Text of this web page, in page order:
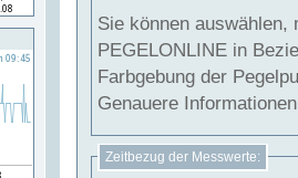
Sie können
PEGELONLINE in Beziehung
Farbgebung der
Genauere
Zeitbezug der Messwerte: